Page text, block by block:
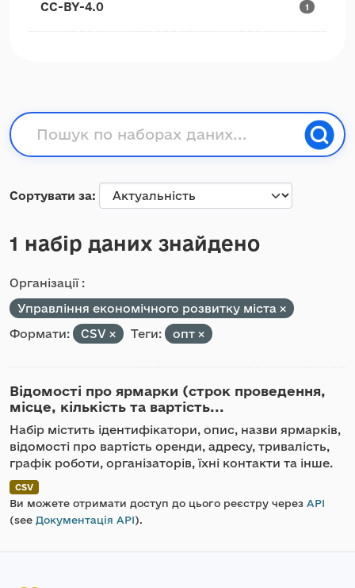
CC-BY-4.0 1
Сортувати за
1 набір даних знайдено
Організації :
Управління економічного розвитку міста
Формати:
CSV Теги: опт
Відомості про ярмарки (строк проведення,
місце, кількість та вартість...
Набір містить ідентифікатори, опис, назви ярмарків,
відомості про вартість оренди, адресу, тривалість,
графік роботи, організаторів, їхні контакти та інше.
CSV
Ви можете отримати доступ до цього реєстру через API
(see Документація API).